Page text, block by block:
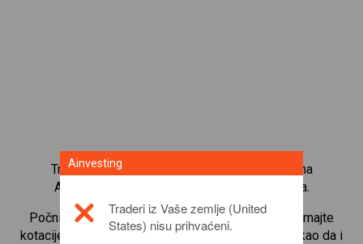
Trgujte s više od 1000 međunarodnih udjela na
Ainvesting platformi za trgovanje CFD-ovima.
Počnite trgovati CFD-ovima naMerck KGaA
. Primajte
kotacije u stvarnom vremenu i primajte dividende kao da i
Ainvesting
Traderi iz Vaše zemlje (United
States) nisu prihvaćeni.